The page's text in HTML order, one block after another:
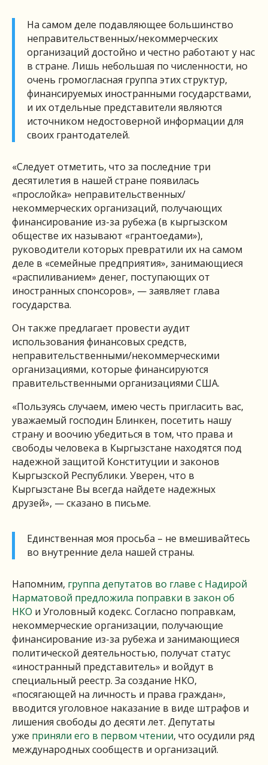
На самом деле подавляющее большинство
неправительственных/некоммерческих
организаций достойно и честно работают у нас
в стране. Лишь небольшая по численности, но
очень громогласная группа этих структур,
финансируемых иностранными государствами,
и их отдельные представители являются
источником недостоверной информации для
своих грантодателей.
«Следует отметить, что за последние три
десятилетия в нашей стране появилась
«прослойка» неправительственных/
некоммерческих организаций, получающих
финансирование из-за рубежа (в кыргызском
обществе их называют «грантоедами»),
руководители которых превратили их на самом
деле в «семейные предприятия», занимающиеся
«распиливанием» денег, поступающих от
иностранных спонсоров», — заявляет глава
государства.
Он также предлагает провести аудит
использования финансовых средств,
неправительственными/некоммерческими
организациями, которые финансируются
правительственными организациями США.
«Пользуясь случаем, имею честь пригласить вас,
уважаемый господин Блинкен, посетить нашу
страну и воочию убедиться в том, что права и
свободы человека в Кыргызстане находятся под
надежной защитой Конституции и законов
Кыргызской Республики. Уверен, что в
Кыргызстане Вы всегда найдете надежных
друзей», — сказано в письме.
Единственная моя просьба – не вмешивайтесь
во внутренние дела нашей страны.
Напомним, группа депутатов во главе с Надирой
Нарматовой предложила поправки в закон об
НКО и Уголовный кодекс. Согласно поправкам,
некоммерческие организации, получающие
финансирование из-за рубежа и занимающиеся
политической деятельностью, получат статус
«иностранный представитель» и войдут в
специальный реестр. За создание НКО,
«посягающей на личность и права граждан»,
вводится уголовное наказание в виде штрафов и
лишения свободы до десяти лет. Депутаты
уже приняли его в первом чтении, что осудили ряд
международных сообществ и организаций.